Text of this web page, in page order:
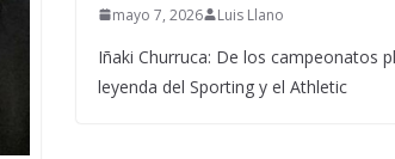
mayo 7, 2026 Luis Llano
Iñaki Churruca: De los campeonatos
leyenda del Sporting y el Athletic